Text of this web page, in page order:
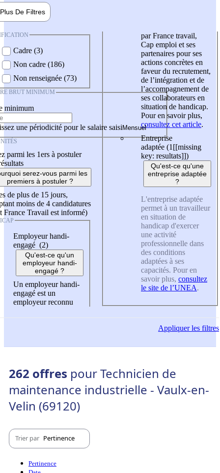
Plus De Filtres
Cadre (3)
Non cadre (186)
Non renseignée (73)
BRUT MINIMUM
minimum
une périodicité pour le salaire saisi
parmi les 1ers à postuler
serez-vous parmi les
premiers à postuler ?
de plus de 15 jours,
moins de 4 candidatures
France Travail est informé)
Employeur handi-
engagé (2)
Qu'est-ce qu'un
employeur handi-
engagé ?
Un employeur handi-
engagé est un
employeur reconnu
par France travail,
Cap emploi et ses
partenaires pour ses
actions concrètes en
faveur du recrutement,
de l’intégration et de
l’accompagnement de
ses collaborateurs en
situation de handicap.
Pour en savoir plus,
consultez cet article.
Entreprise
adaptée (1 [[missing
key: resultats]])
Qu'est-ce qu'une
entreprise adaptée
?
L'entreprise adaptée
permet à un travailleur
en situation de
handicap d'exercer
une activité
professionnelle dans
des conditions
adaptées à ses
capacités. Pour en
savoir plus, consultez
le site de l’UNEA.
Appliquerles filtres
262 offres pour Technicien de
maintenance industrielle - Vaulx-en-
Velin (69120)
Trier par Pertinence
Pertinence